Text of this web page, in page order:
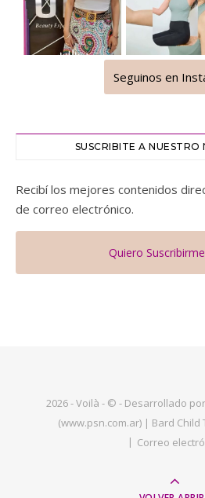
Seguinos en
SUSCRIBITE A NUESTRO
Recibí los mejores contenidos
de correo electrónico.
Quiero
2026 - Voilà - © - Desarrollado
(www.psn.com.ar) | Bard Child
Correo